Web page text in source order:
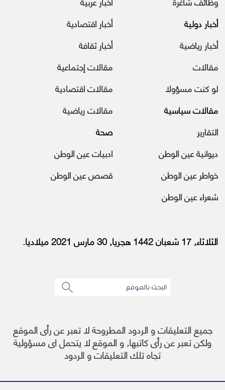
أخبار دولية
أخبار اقتصادية
أخبار رياضية
أخبار ثقافة
مقالات
مقالات إجتماعية
لو كنت مسؤولا
مقالات اقتصادية
مقالات سياسية
مقالات رياضية
التقارير
صحة
ديوانية عين الوطن
ادبيات عين الوطن
خواطر عين الوطن
قصص عين الوطن
شعراء عين الوطن
الثلاثاء, 17 شعبان 1442 هجريا, 30 مارس 2021 ميلاديا.
جميع التعليقات و الردود المطروحة لا تعبر عن رأى الموقع
ولكن تعبر عن رأى كاتبها, و الموقع لا يتحمل اى مسؤولية
تجاه تلك التعليقات و الردود